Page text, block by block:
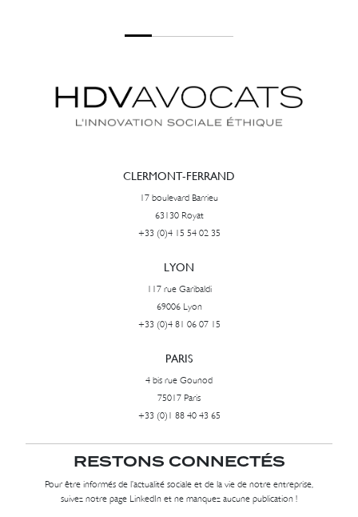
CLERMONT-FERRAND
17 boulevard Barrieu
63130 Royat
+33 (0)4 15 54 02 35
LYON
117 rue Garibaldi
69006 Lyon
+33 (0)4 81 06 07 15
PARIS
4 bis rue Gounod
75017 Paris
+33 (0)1 88 40 43 65
RESTONS CONNECTÉS
Pour être informés de l’actualité sociale et de la vie de notre entreprise,
suivez notre page LinkedIn et ne manquez aucune publication !